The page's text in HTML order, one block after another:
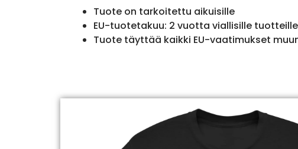
Tuote on tarkoitettu aikuisille
EU-tuotetakuu: 2 vuotta viallisille tuotteille
Tuote täyttää kaikki EU-vaatimukset